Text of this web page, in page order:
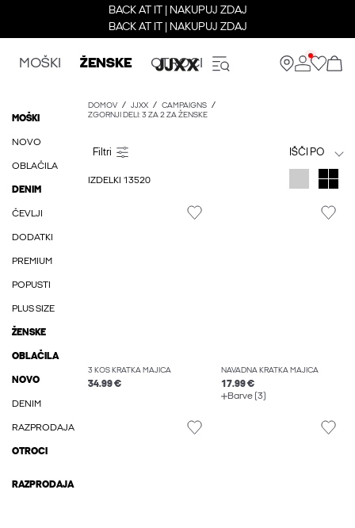
BACK AT IT | NAKUPUJ ZDAJ
BACK AT IT | NAKUPUJ ZDAJ
MOŠKI ŽENSKE OTROCI
MOŠKI
NOVO
OBLAČILA
DENIM
ČEVLJI
DODATKI
PREMIUM
POPUSTI
PLUS SIZE
ŽENSKE
OBLAČILA
NOVO
DENIM
RAZPRODAJA
OTROCI
RAZPRODAJA
DOMOV JJXX
CAMPAIGNS
ZGORNJI DELI: 3 ZA 2 ZA ŽENSKE
IŠČI PO
IZDELKI 13520
3 KOS KRATKA MAJICA
34.99 €
NAVADNA KRATKA MAJICA
17.99 €
Barve (3)